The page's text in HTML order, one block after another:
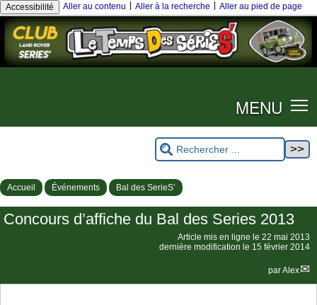
Accessibilité Aller au contenu Aller à la recherche Aller au pied de page
MENU
Accueil Événements Bal des SerieS’
Concours d’affiche du Bal des Series 2013
Article mis en ligne le 22 mai 2013
dernière modification le 15 février 2014
parAlex